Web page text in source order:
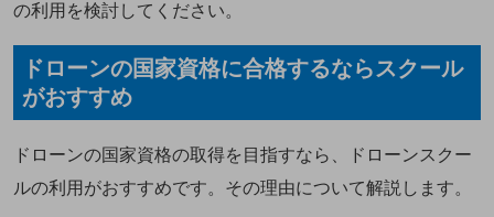
の利用を検討してください。
ドローンの国家資格に合格するならスクール
がおすすめ
ドローンの国家資格の取得を目指すなら、ドローンスクー
ルの利用がおすすめです。その理由について解説します。